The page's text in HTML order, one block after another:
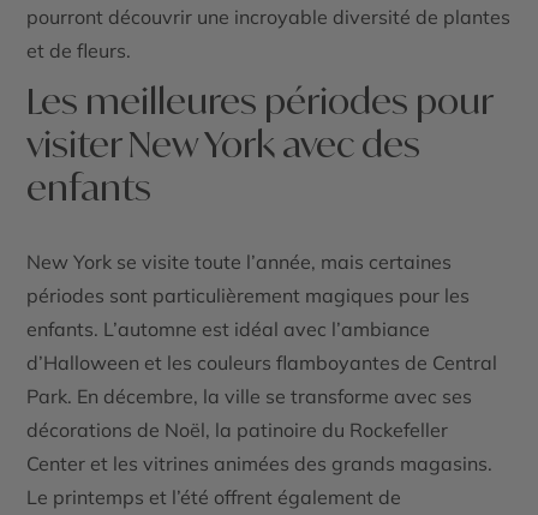
pourront découvrir une incroyable diversité de plantes
et de fleurs.
Les meilleures périodes pour
visiter New York avec des
enfants
New York se visite toute l’année, mais certaines
périodes sont particulièrement magiques pour les
enfants. L’automne est idéal avec l’ambiance
d’Halloween et les couleurs flamboyantes de Central
Park. En décembre, la ville se transforme avec ses
décorations de Noël, la patinoire du Rockefeller
Center et les vitrines animées des grands magasins.
Le printemps et l’été offrent également de